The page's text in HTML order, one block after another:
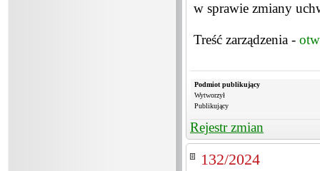
w sprawie zmiany
Treść zarządzenia -
Podmiot publikujący
Wytworzył
Publikujący
Rejestr zmian
132/2024